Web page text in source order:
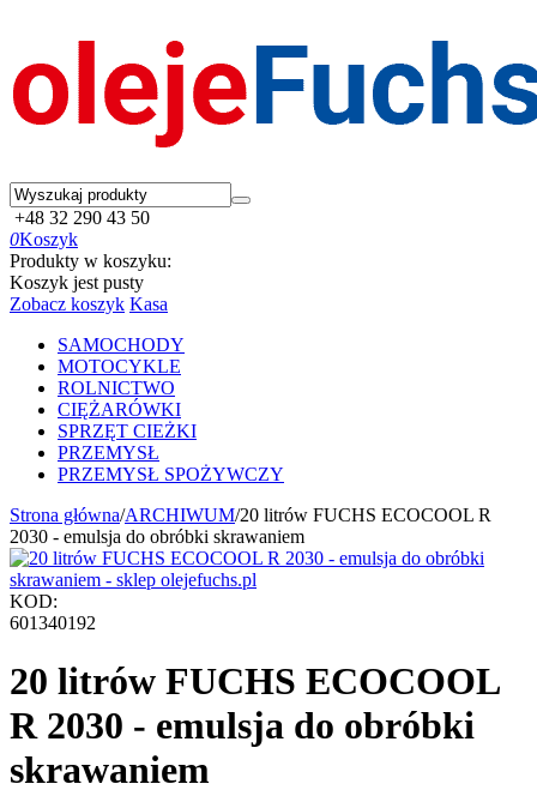
+48 32 290 43 50
0Koszyk
Produkty w koszyku:
Koszyk jest pusty
Zobacz koszyk Kasa
SAMOCHODY
MOTOCYKLE
ROLNICTWO
CIĘŻARÓWKI
SPRZĘT CIEŻKI
PRZEMYSŁ
PRZEMYSŁ SPOŻYWCZY
Strona główna/ARCHIWUM/20 litrów FUCHS ECOCOOL R
2030 - emulsja do obróbki skrawaniem
KOD:
601340192
20 litrów FUCHS ECOCOOL
R 2030 - emulsja do obróbki
skrawaniem